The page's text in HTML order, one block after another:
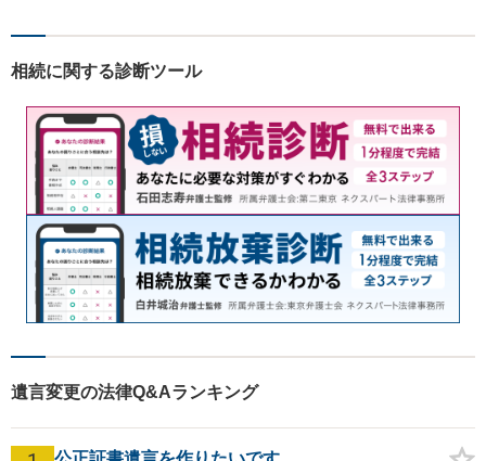
律相談・打ち合わせに力を入
対策】お気軽にご相談くださ
い。
相続に関する診断ツール
遺言変更の法律Q&Aランキング